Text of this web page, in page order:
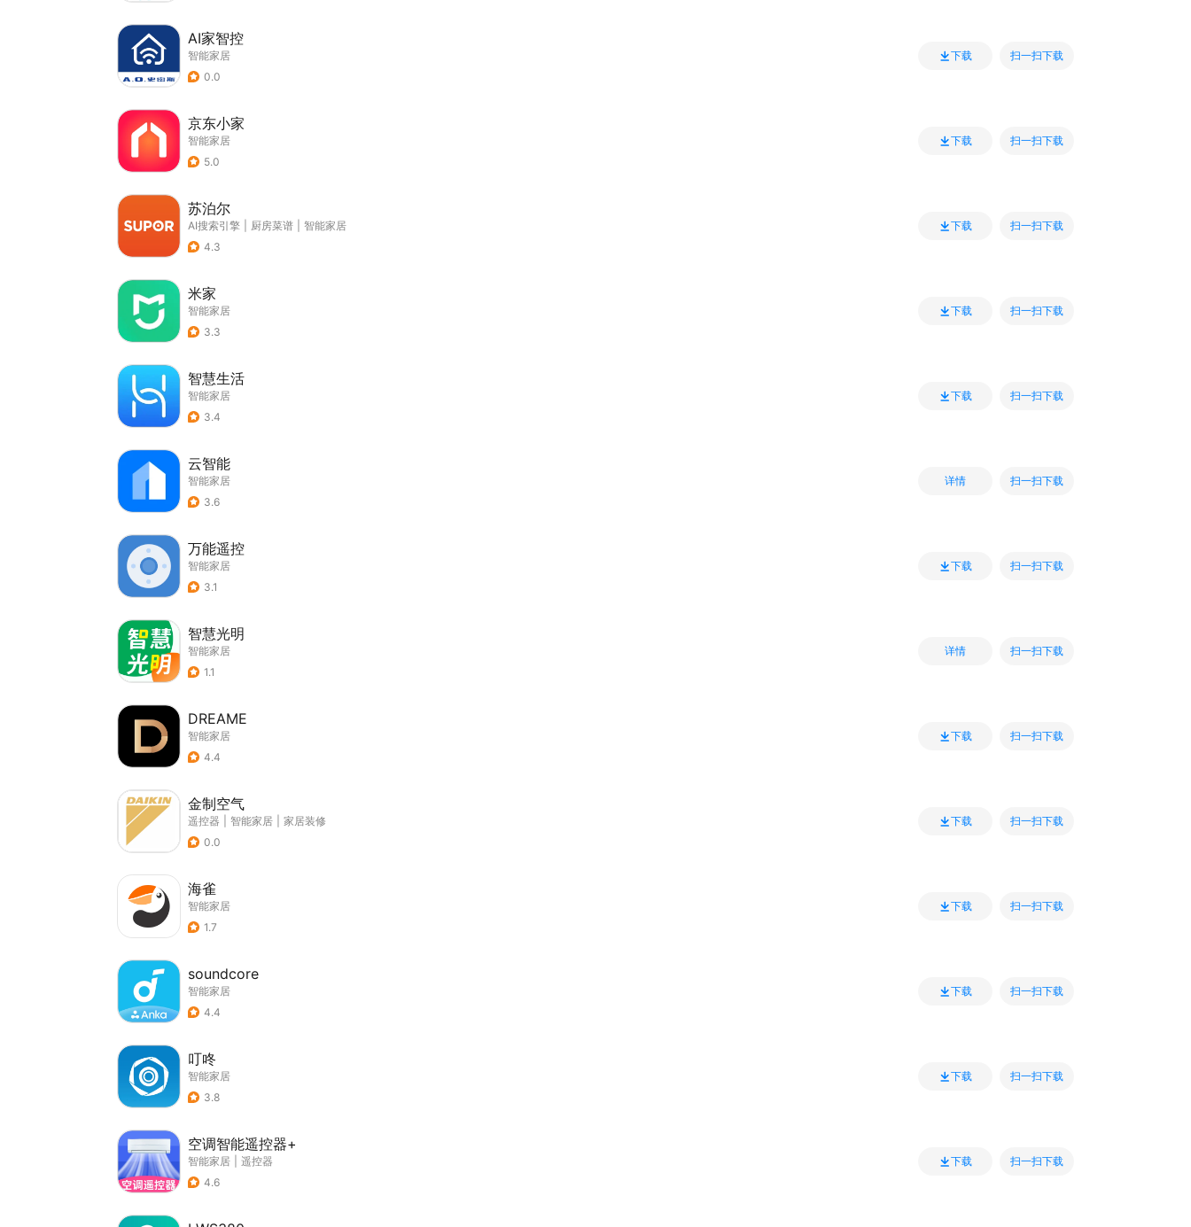
AI家智控
智能家居
0.0
下载 扫一扫下载
京东小家
智能家居
5.0
下载 扫一扫下载
苏泊尔
AI搜索引擎 厨房菜谱
智能家居
4.3
下载 扫一扫下载
米家
智能家居
3.3
下载 扫一扫下载
智慧生活
智能家居
3.4
下载 扫一扫下载
云智能
智能家居
3.6
详情 扫一扫下载
万能遥控
智能家居
3.1
下载 扫一扫下载
智慧光明
智能家居
1.1
详情 扫一扫下载
DREAME
智能家居
4.4
下载 扫一扫下载
金制空气
遥控器 智能家居
家居装修
0.0
下载 扫一扫下载
海雀
智能家居
1.7
下载 扫一扫下载
soundcore
智能家居
4.4
下载 扫一扫下载
叮咚
智能家居
3.8
下载 扫一扫下载
空调智能遥控器+
智能家居
遥控器
4.6
下载 扫一扫下载